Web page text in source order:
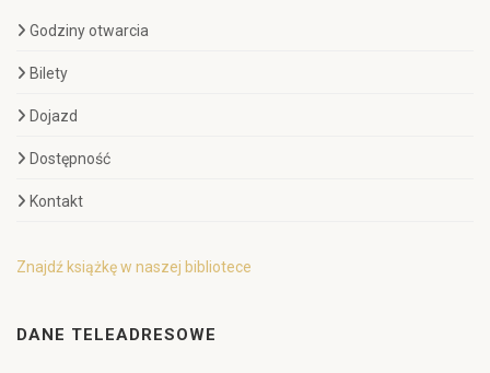
Godziny otwarcia
Bilety
Dojazd
Dostępność
Kontakt
Znajdź książkę w naszej bibliotece
DANE TELEADRESOWE